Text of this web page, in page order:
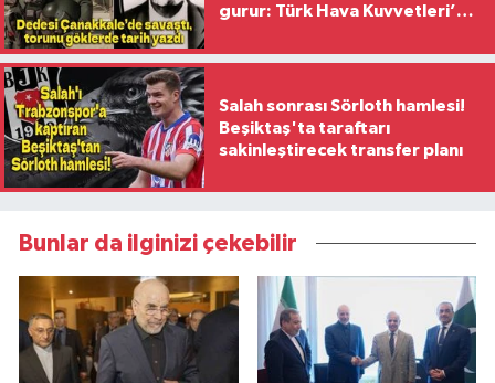
gurur: Türk Hava Kuvvetleri’nin
Salah sonrası Sörloth hamlesi!
Beşiktaş'ta taraftarı
sakinleştirecek transfer planı
Bunlar da ilginizi çekebilir